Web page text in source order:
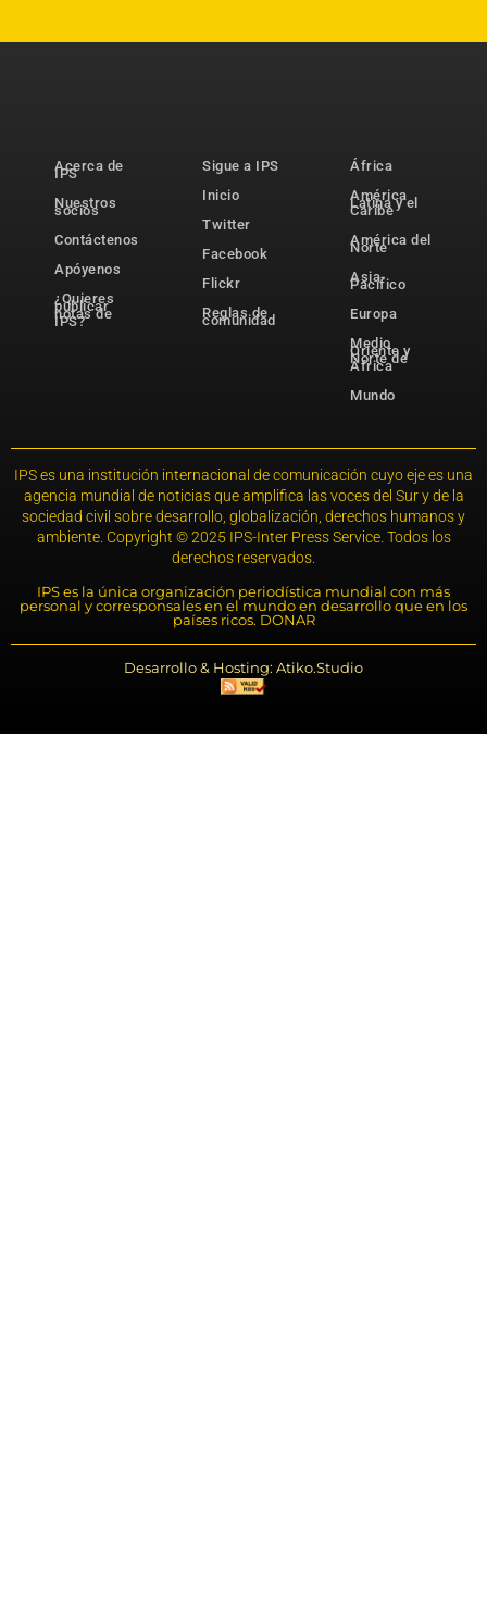
Acerca de
IPS
Nuestros
socios
Contáctenos
Apóyenos
¿Quieres
publicar
notas de
IPS?
Sigue a IPS
Inicio
Twitter
Facebook
Flickr
Reglas de
comunidad
África
América
Latina y el
Caribe
América del
Norte
Asia-
Pacífico
Europa
Medio
Oriente y
Norte de
África
Mundo
IPS es una institución internacional de comunicación cuyo eje es una
agencia mundial de noticias que amplifica las voces del Sur y de la
sociedad civil sobre desarrollo, globalización, derechos humanos y
ambiente. Copyright © 2025 IPS-Inter Press Service. Todos los
derechos reservados.
IPS es la única organización periodística mundial con más
personal y corresponsales en el mundo en desarrollo que en los
países ricos. DONAR
Desarrollo & Hosting: Atiko.Studio